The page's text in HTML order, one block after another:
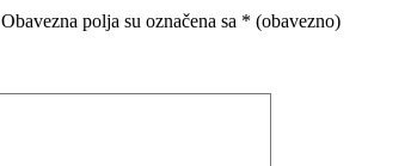
Obavezna polja su označena sa * (obavezno)